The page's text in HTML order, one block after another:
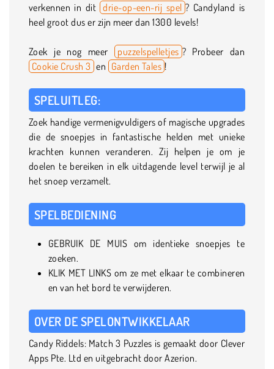
verkennen in dit drie-op-een-rij spel ? Candyland is
heel groot dus er zijn meer dan 1300 levels!
Zoek je nog meer puzzelspelletjes ? Probeer dan
Cookie Crush 3 en Garden Tales !
SPELUITLEG:
Zoek handige vermenigvuldigers of magische upgrades
die de snoepjes in fantastische helden met unieke
krachten kunnen veranderen. Zij helpen je om je
doelen te bereiken in elk uitdagende level terwijl je al
het snoep verzamelt.
SPELBEDIENING
GEBRUIK DE MUIS om identieke snoepjes te
zoeken.
KLIK MET LINKS om ze met elkaar te combineren
en van het bord te verwijderen.
OVER DE SPELONTWIKKELAAR
Candy Riddels: Match 3 Puzzles is gemaakt door Clever
Apps Pte. Ltd en uitgebracht door Azerion.